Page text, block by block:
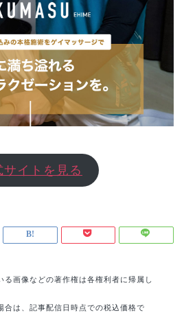
サイトを見る
る画像などの著作権は各権利者に帰属し
合は、記事配信日時点での税込価格で